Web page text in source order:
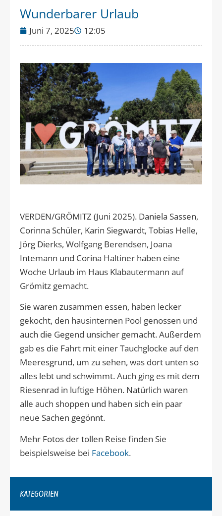
Wunderbarer Urlaub
Juni 7, 2025 12:05
VERDEN/GRÖMITZ (Juni 2025). Daniela Sassen,
Corinna Schüler, Karin Siegwardt, Tobias Helle,
Jörg Dierks, Wolfgang Berendsen, Joana
Intemann und Corina Haltiner haben eine
Woche Urlaub im Haus Klabautermann auf
Grömitz gemacht.
Sie waren zusammen essen, haben lecker
gekocht, den hausinternen Pool genossen und
auch die Gegend unsicher gemacht. Außerdem
gab es die Fahrt mit einer Tauchglocke auf den
Meeresgrund, um zu sehen, was dort unten so
alles lebt und schwimmt. Auch ging es mit dem
Riesenrad in luftige Höhen. Natürlich waren
alle auch shoppen und haben sich ein paar
neue Sachen gegönnt.
Mehr Fotos der tollen Reise finden Sie
beispielsweise bei Facebook.
KATEGORIEN